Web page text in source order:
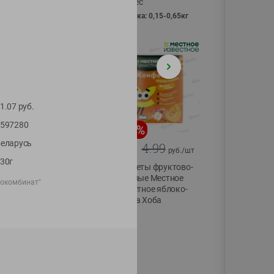
фасовка: 0,15-0,65кг
-13
5.99
Яйца перепелиные
копченые
%
4.99 руб./шт
Конфеты фруктово-
ягодные Местное
известное яблоко-
тыква Хоба
руб.